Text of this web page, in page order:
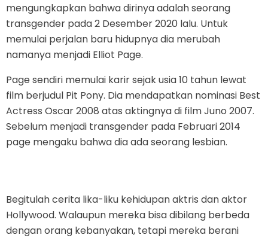
mengungkapkan bahwa dirinya adalah seorang
transgender pada 2 Desember 2020 lalu. Untuk
memulai perjalan baru hidupnya dia merubah
namanya menjadi Elliot Page.
Page sendiri memulai karir sejak usia 10 tahun lewat
film berjudul Pit Pony. Dia mendapatkan nominasi Best
Actress Oscar 2008 atas aktingnya di film Juno 2007.
Sebelum menjadi transgender pada Februari 2014
page mengaku bahwa dia ada seorang lesbian.
Begitulah cerita lika-liku kehidupan aktris dan aktor
Hollywood. Walaupun mereka bisa dibilang berbeda
dengan orang kebanyakan, tetapi mereka berani